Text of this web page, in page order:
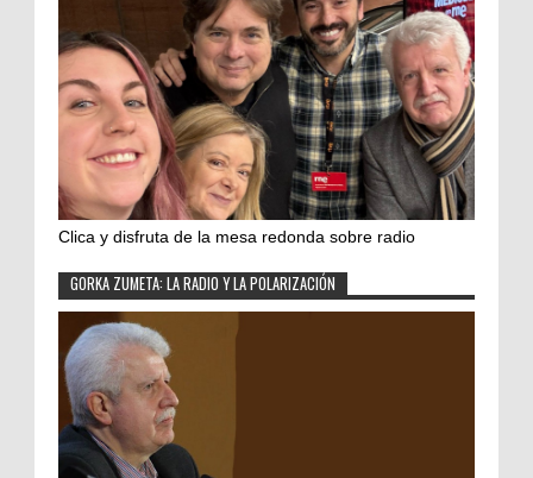
Clica y disfruta de la mesa redonda sobre radio
GORKA ZUMETA: LA RADIO Y LA POLARIZACIÓN